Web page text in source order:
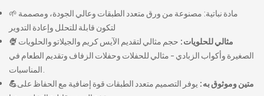
🌱 مادة نباتية: مصنوعة من ورق متعدد الطبقات وعالي الجودة، ومصممة
لتكون قابلة للتحلل وإعادة التدوير
🍨 مثالي للحلويات: حجم مثالي لتقديم الآيس كريم والجيلاتو والحلويات
الصغيرة وأكواب الزبادي - مثالي للحفلات وحفلات الزفاف وتقديم الطعام في
💪متين وموثوق به: يوفر التصميم متعدد الطبقات قوة إضافية مع الحفاظ على